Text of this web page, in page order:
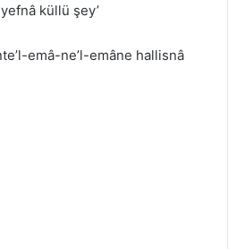
küllü şey’
emâ-ne’l-emâne hallisnâ